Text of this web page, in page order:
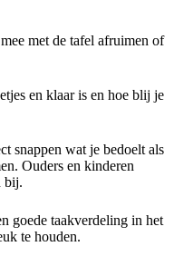
met de tafel afruimen of
en klaar is en hoe blij je
snappen wat je bedoelt als
Ouders en kinderen
bij.
goede taakverdeling in het
te houden.